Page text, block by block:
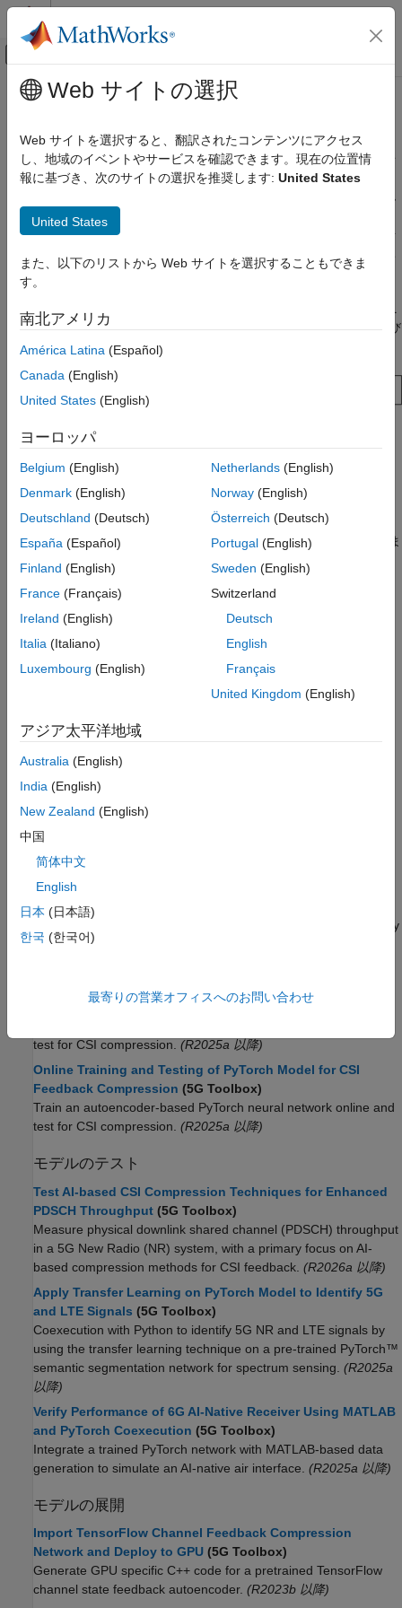
コンテンツへスキップ
オフキャンバス ナビゲーション メ
ドキュメンテーションのホーム
Communications Toolbox
無線用 AI
カテゴリ
AI 向け機能
用途
MATLAB での Python
メインコンテンツ
MATLAB での Python
無線用 AI は MATLAB からの Python ®ライブラリ機能を直接呼
び出します。
ワークで作業している担当者と共同作業し、PyTorch
TensorFlow™ モデル、または ONNX™ モデルの学習とテストを
ともできます。
ワークフローのステップには、データ生成、データ準備、深層ニ
ューラル モデルの学習、モデルの圧縮、モデルのテスト、および
モデルの展開が含まれます。
これらの例では、5G 無線通信システムにおける人工知能 (AI) を
使用したチャネル状態情報 (CSI) フィードバック圧縮および CSI
予測手法向けの PyTorch モデルの実行方法を示すために、学習、
テスト、および展開のワークフロー ステップに焦点を当てていま
す。
トピック
AI for wireless workflows calling Python from MATLAB to run
(R2025a 以降)
PyTorch Wrapper Template
You can use your own PyTorch models in MATLAB by using the
Python interface.
モデルの学習
Train a PyTorch neural network for channel prediction by using
data generated in MATLAB.
Train PyTorch Channel Prediction Models with Online
Training(5G Toolbox)
Enable real‐time adaptation to time‐varying wireless channels by
generating each training batch in MATLAB on-the-fly to train a
Offline Training and Testing of PyTorch Model for CSI
Feedback Compression (5G Toolbox)
test for CSI compression. (R2025a 以降)
Online Training and Testing of PyTorch Model for CSI
Feedback Compression (5G Toolbox)
Train an autoencoder-based PyTorch neural network online and
test for CSI compression. (R2025a 以降)
モデルのテスト
Test AI-based CSI Compression Techniques for Enhanced
PDSCH Throughput (5G Toolbox)
Measure physical downlink shared channel (PDSCH) throughput
in a 5G New Radio (NR) system, with a primary focus on AI-
based compression methods for CSI feedback. (R2026a 以降)
Apply Transfer Learning on PyTorch Model to Identify 5G
and LTE Signals (5G Toolbox)
Coexecution with Python to identify 5G NR and LTE signals by
using the transfer learning technique on a pre-trained PyTorch™
semantic segmentation network for spectrum sensing. (R2025a
以降)
Verify Performance of 6G AI-Native Receiver Using MATLAB
and PyTorch Coexecution (5G Toolbox)
Integrate a trained PyTorch network with MATLAB-based data
generation to simulate an AI-native air interface. (R2025a 以降)
モデルの展開
Import TensorFlow Channel Feedback Compression
Network and Deploy to GPU (5G Toolbox)
Generate GPU specific C++ code for a pretrained TensorFlow
channel state feedback autoencoder. (R2023b 以降)
Web サイトの選択
Web サイトを選択すると、翻訳されたコンテンツにアクセス
し、地域のイベントやサービスを確認できます。現在の位置情
報に基づき、次のサイトの選択を推奨します: United States
United States
また、以下のリストから Web サイトを選択することもできま
す。
南北アメリカ
América Latina (Español)
Canada (English)
United States (English)
ヨーロッパ
Belgium (English)
Denmark (English)
Deutschland (Deutsch)
España (Español)
Finland (English)
France (Français)
Ireland (English)
Italia (Italiano)
Luxembourg (English)
Netherlands(English)
Norway(English)
Österreich (Deutsch)
Portugal(English)
Sweden (English)
Switzerland
Deutsch
English
Français
United Kingdom (English)
アジア太平洋地域
Australia (English)
India (English)
New Zealand (English)
中国
简体中文
English
日本 (日本語)
한국 (한국어)
最寄りの営業オフィスへのお問い合わせ